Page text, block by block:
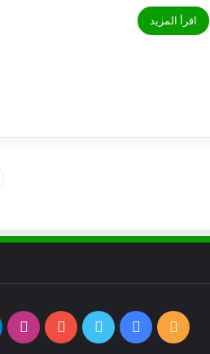
اقرأ المزيد
ملخص فيسبوكتويتر يوتيوب